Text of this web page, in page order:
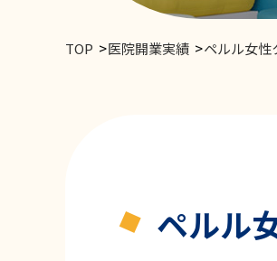
TOP 医院開業実績 ペルル女性
ペルル